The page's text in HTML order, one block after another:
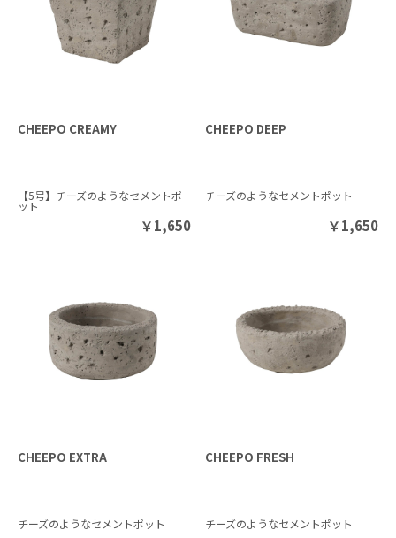
CHEEPO CREAMY
【5号】チーズのようなセメントポ
ット
￥1,650
CHEEPO DEEP
チーズのようなセメントポット
￥1,650
CHEEPO EXTRA
チーズのようなセメントポット
CHEEPO FRESH
チーズのようなセメントポット